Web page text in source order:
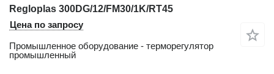
Regloplas 300DG/12/FM30/1K/RT45
Цена по запросу
Промышленное оборудование - терморегулятор
промышленный